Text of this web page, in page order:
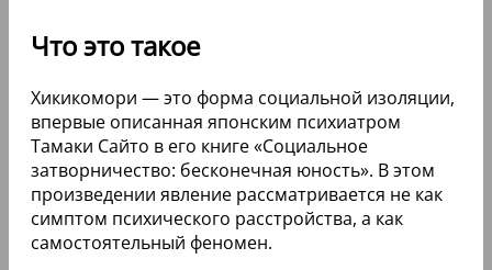
Что это такое
Хикикомори — это форма социальной изоляции,
впервые описанная японским психиатром
Тамаки Сайто в его книге «Социальное
затворничество: бесконечная юность». В этом
произведении явление рассматривается не как
симптом психического расстройства, а как
самостоятельный феномен.